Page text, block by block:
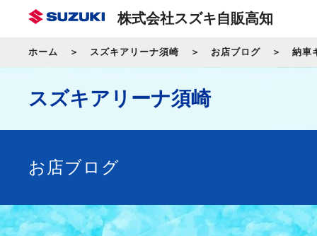
株式会社スズキ自販高知
ホーム スズキアリーナ須崎 お店ブログ 納車
スズキアリーナ須崎
お店ブログ